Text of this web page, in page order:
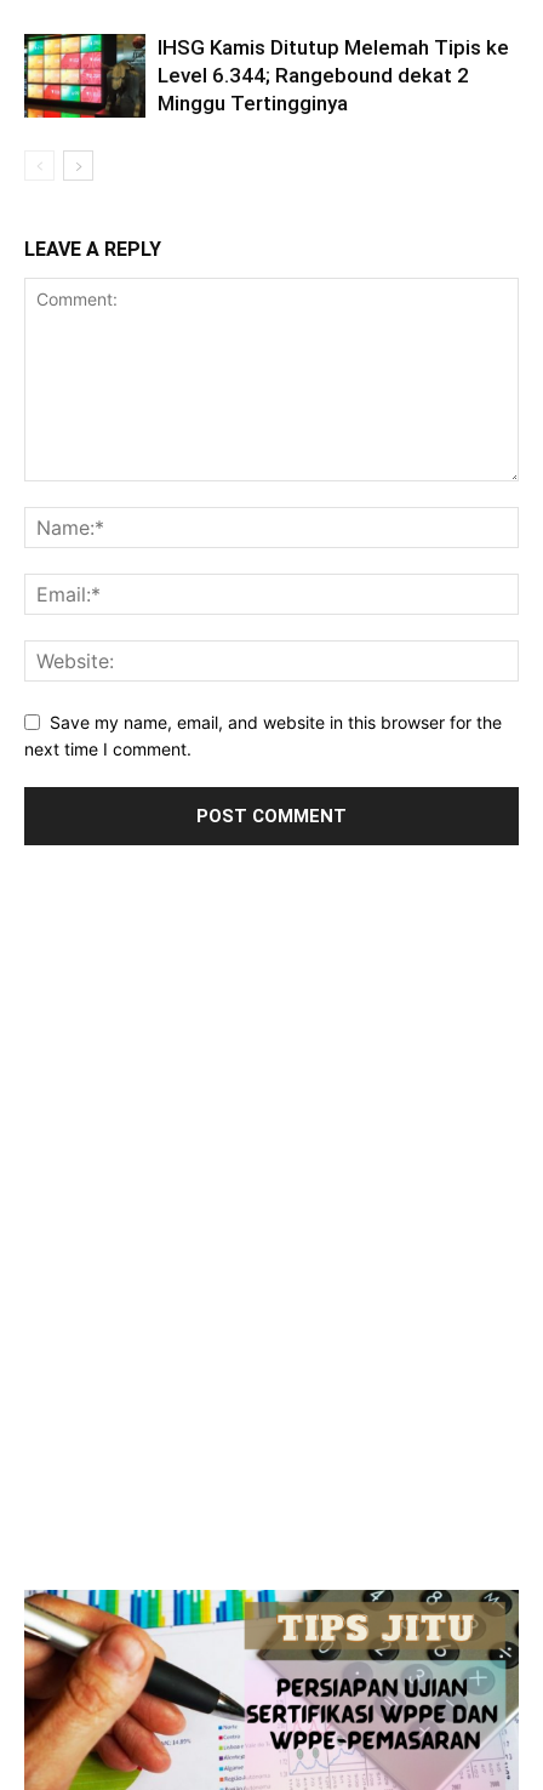
IHSG Kamis Ditutup Melemah Tipis ke
Level 6.344; Rangebound dekat 2
Minggu Tertingginya
LEAVE A REPLY
Save my name, email, and website in this browser for the
next time I comment.